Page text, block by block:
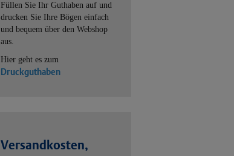
Füllen Sie Ihr Guthaben auf und
drucken Sie Ihre Bögen einfach
und bequem über den Webshop
aus.
Hier geht es zum
Druckguthaben
Versandkosten,